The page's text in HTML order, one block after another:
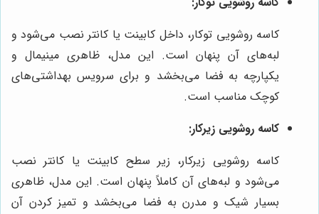
کاسه روشویی توکار، داخل کابینت یا کانتر نصب می‌شود و
لبه‌های آن پنهان است. این مدل، ظاهری مینیمال و
یکپارچه به فضا می‌بخشد و برای سرویس بهداشتی‌های
کوچک مناسب است.
کاسه روشویی زیرکار:
کاسه روشویی زیرکار، زیر سطح کابینت یا کانتر نصب
می‌شود و لبه‌های آن کاملاً پنهان است. این مدل، ظاهری
بسیار شیک و مدرن به فضا می‌بخشد و تمیز کردن آن